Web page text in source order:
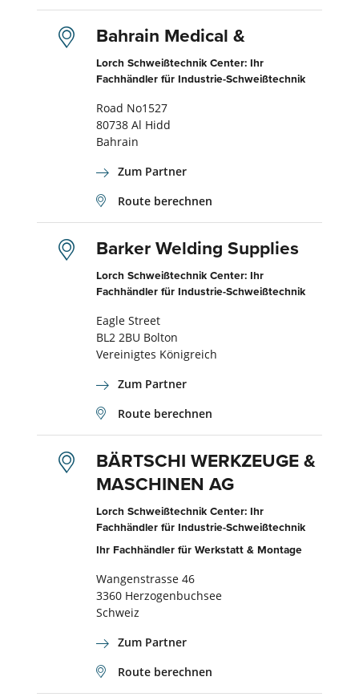
Bahrain Medical &
Lorch Schweißtechnik Center: Ihr
Fachhändler für Industrie-Schweißtechnik
Road No1527
80738 Al Hidd
Bahrain
Zum Partner
Route berechnen
Barker Welding Supplies
Lorch Schweißtechnik Center: Ihr
Fachhändler für Industrie-Schweißtechnik
Eagle Street
BL2 2BU Bolton
Vereinigtes Königreich
Zum Partner
Route berechnen
BÄRTSCHI WERKZEUGE &
MASCHINEN AG
Lorch Schweißtechnik Center: Ihr
Fachhändler für Industrie-Schweißtechnik
Ihr Fachhändler für Werkstatt & Montage
Wangenstrasse 46
3360 Herzogenbuchsee
Schweiz
Zum Partner
Route berechnen